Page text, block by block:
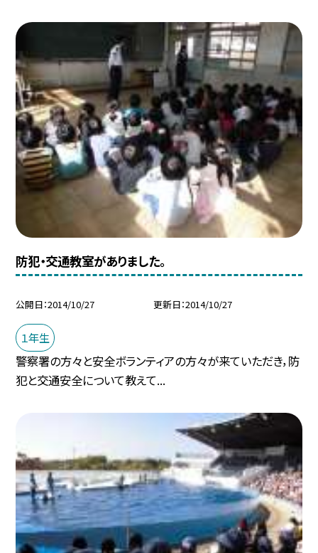
防犯・交通教室がありました。
公開日 2014/10/27 更新日 2014/10/27
１年生
警察署の方々と安全ボランティアの方々が来ていただき，防
犯と交通安全について教えて...